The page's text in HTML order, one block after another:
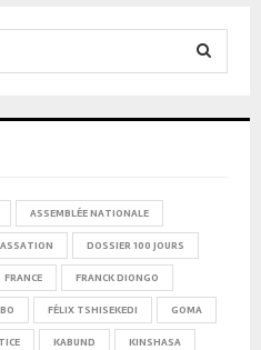
ASSEMBLÉE NATIONALE
DOSSIER 100 JOURS
FRANCE FRANCK DIONGO
FÉLIX TSHISEKEDI GOMA
KABUND KINSHASA